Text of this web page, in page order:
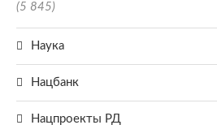
(5 845)
Наука
Нацбанк
Нацпроекты РД